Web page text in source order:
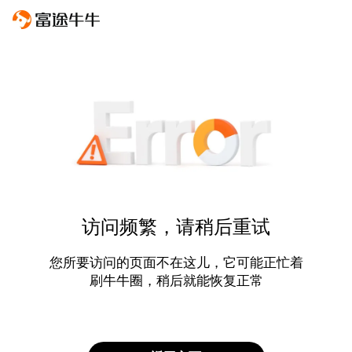
访问频繁，请稍后重试
您所要访问的页面不在这儿，它可能正忙着
刷牛牛圈，稍后就能恢复正常